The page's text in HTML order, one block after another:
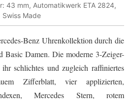
43 mm, Automatikwerk ETA 2824,
Swiss Made
Benz Uhrenkollektion durch die
Basic Damen. Die moderne 3-Zeiger-
schlichtes und zugleich raffiniertes
Zifferblatt, vier applizierten,
Mercedes Stern, rotem